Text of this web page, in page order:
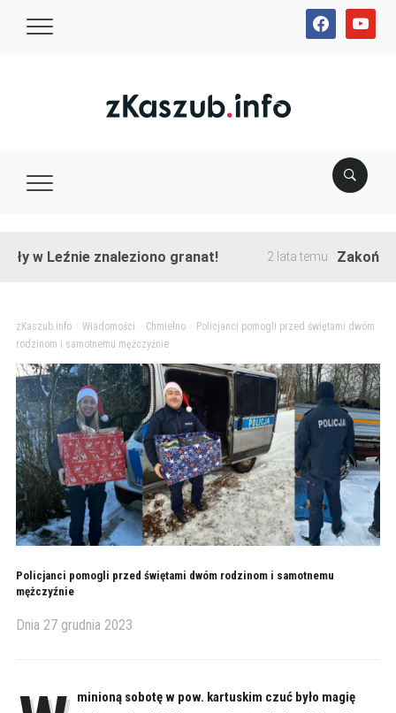
facebookyoutube
znaleziono granat! 2 lata temu Zakończono
zKaszub.info> Wiadomości Chmielno>
Policjanci pomogli przed świętami dwóm
rodzinom i samotnemu mężczyźnie
Policjanci pomogli przed świętami dwóm rodzinom i samotnemu
mężczyźnie
Dnia 27 grudnia 2023
minioną sobotę w pow. kartuskim czuć było magię